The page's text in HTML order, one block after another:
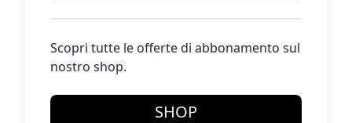
Scopri tutte le offerte di abbonamento sul
nostro shop.
SHOP